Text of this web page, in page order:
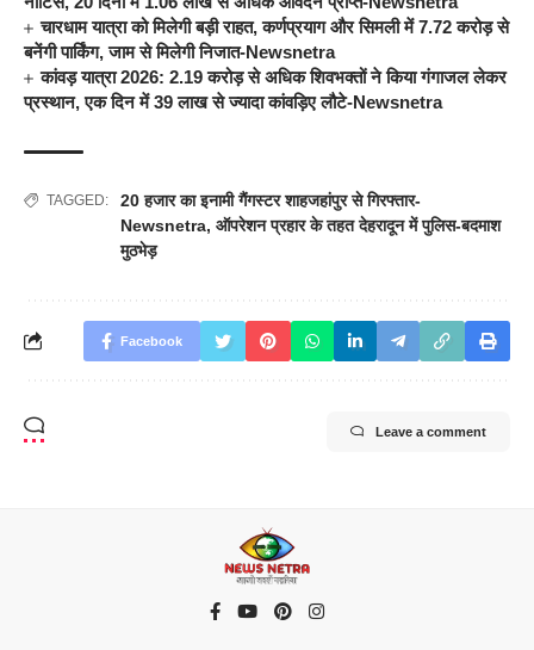
चारधाम यात्रा को मिलेगी बड़ी राहत, कर्णप्रयाग और सिमली में 7.72 करोड़ से
बनेंगी पार्किंग, जाम से मिलेगी निजात-Newsnetra
कांवड़ यात्रा 2026: 2.19 करोड़ से अधिक शिवभक्तों ने किया गंगाजल लेकर
प्रस्थान, एक दिन में 39 लाख से ज्यादा कांवड़िए लौटे-Newsnetra
TAGGED:
20 हजार का इनामी गैंगस्टर शाहजहांपुर से गिरफ्तार-
Newsnetra, ऑपरेशन प्रहार के तहत देहरादून में पुलिस-बदमाश
मुठभेड़
Facebook
Leave a comment